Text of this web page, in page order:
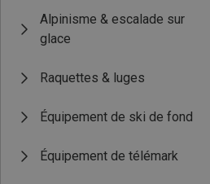
Alpinisme & escalade sur
glace
Raquettes & luges
Équipement de ski de fond
Équipement de télémark